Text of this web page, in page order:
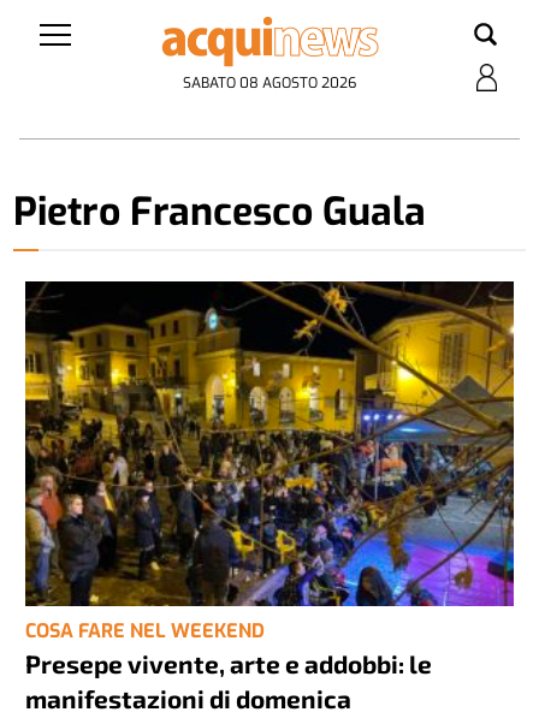
SABATO 08 AGOSTO 2026
Pietro Francesco Guala
COSA FARE NEL WEEKEND
Presepe vivente, arte e addobbi: le
manifestazioni di domenica